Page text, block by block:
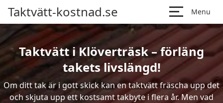
Taktvätt-kostnad.se Menu
Taktvätt i Klöverträsk – förläng
takets livslängd!
Om ditt tak är i gott skick kan en taktvätt fräscha upp det
och skjuta upp ett kostsamt takbyte i flera år. Men vad